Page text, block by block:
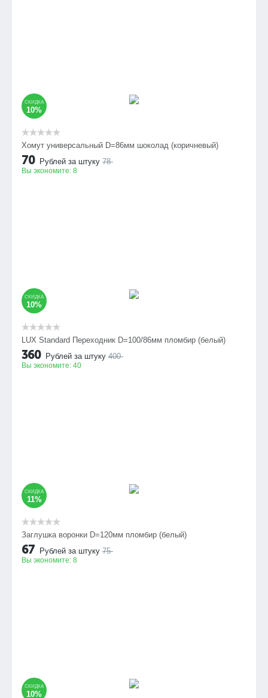
СКИДКА
10%
Хомут универсальный D=86мм шоколад (коричневый)
70 Рублей за штуку 78
Вы экономите: 8
СКИДКА
10%
LUX Standard Переходник D=100/86мм пломбир (белый)
360 Рублей за штуку 400
Вы экономите: 40
СКИДКА
11%
Заглушка воронки D=120мм пломбир (белый)
67 Рублей за штуку 75
Вы экономите: 8
СКИДКА
10%